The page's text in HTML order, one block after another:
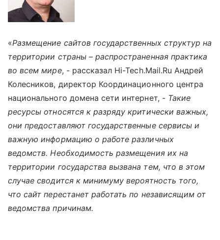
«Размещение сайтов государственных структур на
территории страны – распространенная практика
во всем мире, - рассказал Hi-Tech.Mail.Ru Андрей
Колесников, директор Координационного центра
национального домена сети интернет, - Такие
ресурсы относятся к разряду критически важных,
они предоставляют государственные сервисы и
важную информацию о работе различных
ведомств. Необходимость размещения их на
территории государства вызвана тем, что в этом
случае сводится к минимуму вероятность того,
что сайт перестанет работать по независящим от
ведомства причинам.